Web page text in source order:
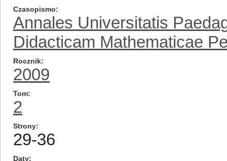
Czasopismo
Annales Universitatis
Didacticam Mathematicae
Rocznik
2009
Tom
2
Strony
29-36
Daty